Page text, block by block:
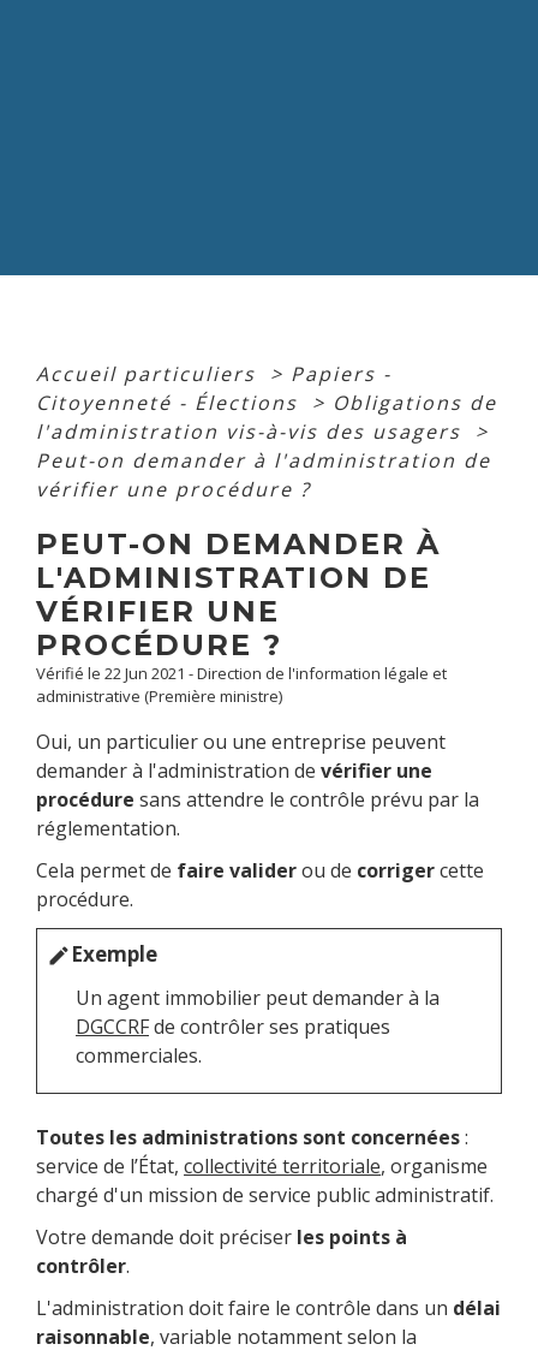
Accueil particuliers > Papiers -
Citoyenneté - Élections
> Obligations de
l'administration vis-à-vis des usagers
>
Peut-on demander à l'administration de
vérifier une procédure ?
PEUT-ON DEMANDER À
L'ADMINISTRATION DE
VÉRIFIER UNE
PROCÉDURE ?
Vérifié le 22 Jun 2021 - Direction de l'information légale et
administrative (Première ministre)
Oui, un particulier ou une entreprise peuvent
demander à l'administration de vérifier une
procédure sans attendre le contrôle prévu par la
réglementation.
Cela permet de faire validerou de corrigercette
procédure.
edit Exemple
Un agent immobilier peut demander à la
DGCCRFde contrôler ses pratiques
commerciales.
Toutes les administrations sont concernées:
service de l’État, collectivité territoriale, organisme
chargé d'un mission de service public administratif.
Votre demande doit préciser les points à
contrôler.
L'administration doit faire le contrôle dans un délai
raisonnable, variable notamment selon la